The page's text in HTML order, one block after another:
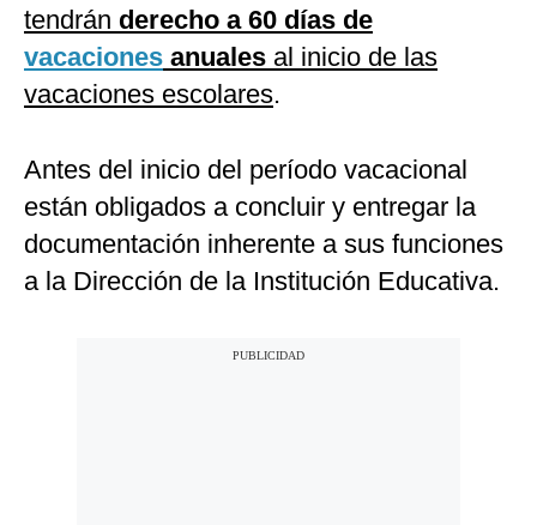
tendrán derecho a 60 días de
vacaciones anuales al inicio de las
vacaciones escolares.
Antes del inicio del período vacacional
están obligados a concluir y entregar la
documentación inherente a sus funciones
a la Dirección de la Institución Educativa.